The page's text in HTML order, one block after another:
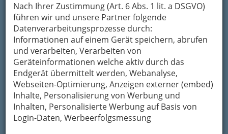
Nach Ihrer Zustimmung (Art. 6 Abs. 1 lit. a DSGVO)
führen wir und unsere Partner folgende
Datenverarbeitungsprozesse durch:
Informationen auf einem Gerät speichern, abrufen
und verarbeiten, Verarbeiten von
Geräteinformationen welche aktiv durch das
Endgerät übermittelt werden, Webanalyse,
Webseiten-Optimierung, Anzeigen externer (embed)
Inhalte, Personalisierung von Werbung und
Inhalten, Personalisierte Werbung auf Basis von
Login-Daten, Werbeerfolgsmessung
Manchmal werden
beispielsweise durch
bauliche Bestimmungen auchRauchschutz-,
Strahlenschutz- (Röntgenräume) oder
Brandschutztürengefordert. Diese
Zusatzfunktionen werden durch spezielle
Einlagen oder die Abfolge mehrerer Türen
erreicht. ©WikipediA
Bezirksauswahl